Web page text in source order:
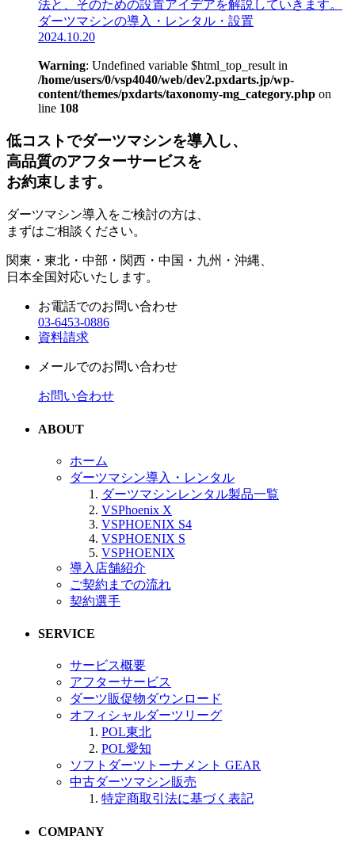
法と、そのための設置アイデアを解説していきます。
ダーツマシンの導入・レンタル・設置
2024.10.20
Warning: Undefined variable $html_top_result in
/home/users/0/vsp4040/web/dev2.pxdarts.jp/wp-
content/themes/pxdarts/taxonomy-mg_category.php on
line 108
低コストでダーツマシンを導入し、
高品質のアフターサービスを
お約束します。
ダーツマシン導入をご検討の方は、
まずはご相談ください。
関東・東北・中部・関西・中国・九州・沖縄、
日本全国対応いたします。
お電話でのお問い合わせ
03-6453-0886
資料請求
メールでのお問い合わせ
お問い合わせ
ABOUT
ホーム
ダーツマシン導入・レンタル
ダーツマシンレンタル製品一覧
VSPhoenix X
VSPHOENIX S4
VSPHOENIX S
VSPHOENIX
導入店舗紹介
ご契約までの流れ
契約選手
SERVICE
サービス概要
アフターサービス
ダーツ販促物ダウンロード
オフィシャルダーツリーグ
POL東北
POL愛知
ソフトダーツトーナメント GEAR
中古ダーツマシン販売
特定商取引法に基づく表記
COMPANY